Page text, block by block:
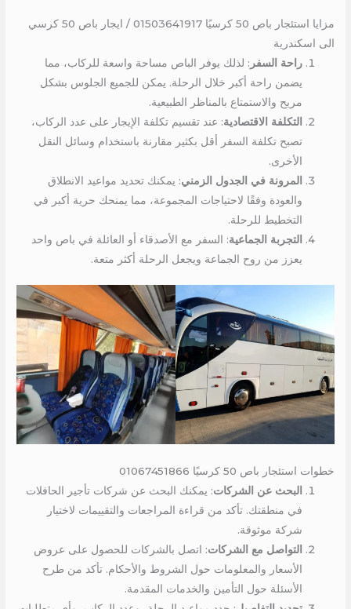
مزايا استئجار باص 50 كرسيًا 01503641917 / ايجار باص 50 كرسي
الى اسكندرية
راحة السفر : لذلك يوفر الباص مساحة واسعة للركاب، مما
يضمن راحة أكبر خلال الرحلة. يمكن للجميع الجلوس بشكل
مريح والاستمتاع بالمناظر الطبيعية.
التكلفة الاقتصادية: عند تقسيم تكلفة الإيجار على عدد الركاب،
تصبح تكلفة السفر أقل بكثير مقارنة باستخدام وسائل النقل
الأخرى.
المرونة في الجدول الزمني: يمكنك تحديد مواعيد الانطلاق
والعودة وفقًا لاحتياجات المجموعة، مما يمنحك حرية أكبر في
التخطيط للرحلة.
التجربة الجماعية: السفر مع الأصدقاء أو العائلة في باص واحد
يعزز من روح الجماعة ويجعل الرحلة أكثر متعة.
خطوات استئجار باص 50 كرسيًا 01067451866
البحث عن الشركات: يمكنك البحث عن شركات تأجير الحافلات
في منطقتك. تأكد من قراءة المراجعات والتقييمات لاختيار
شركة موثوقة.
التواصل مع الشركات: اتصل بالشركات للحصول على عروض
الأسعار والمعلومات حول الشروط والأحكام. تأكد من طرح
الأسئلة حول التأمين والخدمات المقدمة.